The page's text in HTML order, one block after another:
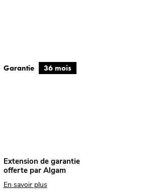
Garantie 36 mois
Extension de garantie
offerte par Algam
En savoir plus